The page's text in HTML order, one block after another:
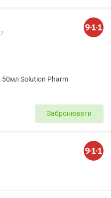
50мл Solution Pharm
Забронювати